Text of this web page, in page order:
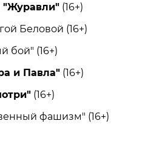
"Журавли" (16+)
Беловой (16+)
бой" (16+)
и Павла" (16+)
(16+)
фашизм" (16+)